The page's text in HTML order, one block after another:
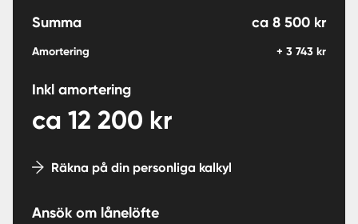
Summa ca 8 500 kr
Amortering + 3 743 kr
Inkl amortering
ca 12 200 kr
Räkna på din personliga kalkyl
Ansök om lånelöfte